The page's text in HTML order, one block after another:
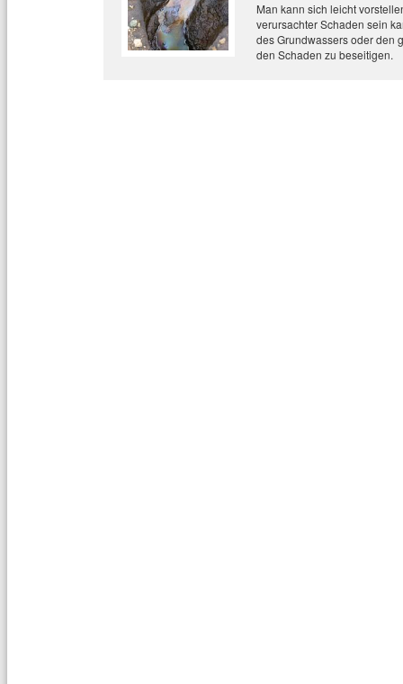
Man kann sich leicht
verursachter Schaden sein
des Grundwassers oder den
den Schaden zu beseitigen.